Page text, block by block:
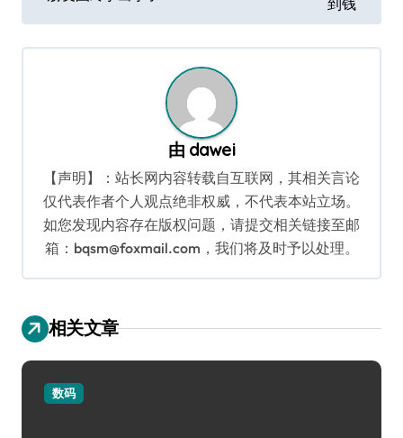
导
航
由 dawei
【声明】：站长网内容转载自互联网，其相关言论
仅代表作者个人观点绝非权威，不代表本站立场。
如您发现内容存在版权问题，请提交相关链接至邮
箱：bqsm@foxmail.com，我们将及时予以处理。
相关文章
数码